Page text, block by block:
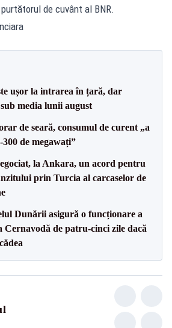
de cuvânt al BNR.
ușor la intrarea în țară, dar
media lunii august
de seară, consumul de curent „a
300 de megawați”
la Ankara, un acord pentru
prin Turcia al carcaselor de
Dunării asigură o funcționare a
Cernavodă de patru-cinci zile dacă